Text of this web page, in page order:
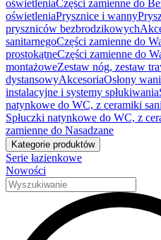
oświetleniaCzęści zamienne do
oświetleniaPrysznice i wanny
pryszniców bezbrodzikowych
sanitarnegoCzęści zamienne do
prostokątneCzęści zamienne do
montażoweZestaw nóg, zestaw
dystansowyAkcesoriaOsłony
instalacyjne i systemy spłukiwania
natynkowe do WC, z ceramiki
Spłuczki natynkowe do WC, z
zamienne do Nasadzane
Kategorie produktów
Serie łazienkowe
Nowości